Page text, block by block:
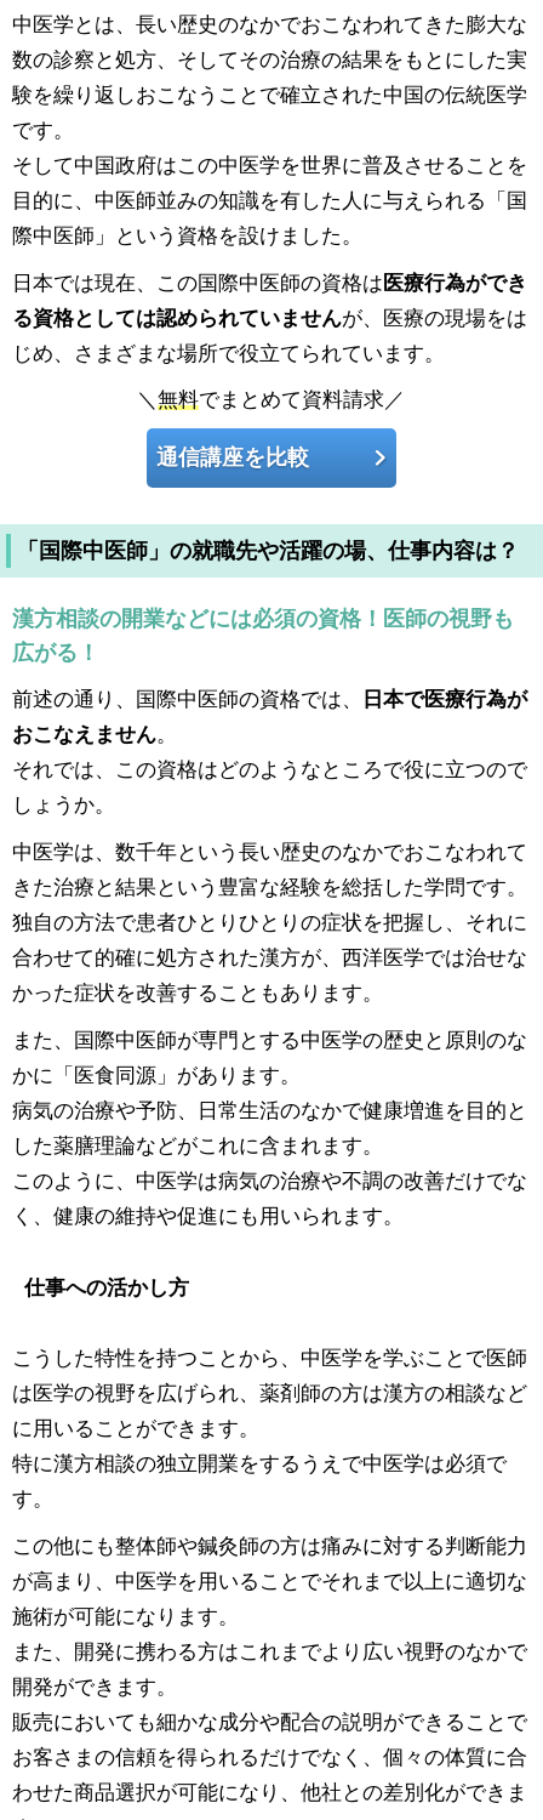
中医学とは、長い歴史のなかでおこなわれてきた膨大な
数の診察と処方、そしてその治療の結果をもとにした実
験を繰り返しおこなうことで確立された中国の伝統医学
です。
そして中国政府はこの中医学を世界に普及させることを
目的に、中医師並みの知識を有した人に与えられる「国
際中医師」という資格を設けました。
日本では現在、この国際中医師の資格は 医療行為ができ
る資格としては認められていませんが、医療の現場をは
じめ、さまざまな場所で役立てられています。
＼無料でまとめて資料請求／
通信講座を比較
「国際中医師」の就職先や活躍の場、仕事内容は？
漢方相談の開業などには必須の資格！医師の視野も
広がる！
前述の通り、国際中医師の資格では、
日本で医療行為が
おこなえません
それでは、この資格はどのようなところで役に立つので
しょうか。
中医学は、数千年という長い歴史のなかでおこなわれて
きた治療と結果という豊富な経験を総括した学問です。
独自の方法で患者ひとりひとりの症状を把握し、それに
合わせて的確に処方された漢方が、西洋医学では治せな
かった症状を改善することもあります。
また、国際中医師が専門とする中医学の歴史と原則のな
かに「医食同源」があります。
病気の治療や予防、日常生活のなかで健康増進を目的と
した薬膳理論などがこれに含まれます。
このように、中医学は病気の治療や不調の改善だけでな
く、健康の維持や促進にも用いられます。
仕事への活かし方
こうした特性を持つことから、中医学を学ぶことで医師
は医学の視野を広げられ、薬剤師の方は漢方の相談など
に用いることができます。
特に漢方相談の独立開業をするうえで中医学は必須で
す。
この他にも整体師や鍼灸師の方は痛みに対する判断能力
が高まり、中医学を用いることでそれまで以上に適切な
施術が可能になります。
また、開発に携わる方はこれまでより広い視野のなかで
開発ができます。
販売においても細かな成分や配合の説明ができることで
お客さまの信頼を得られるだけでなく、個々の体質に合
わせた商品選択が可能になり、他社との差別化ができま